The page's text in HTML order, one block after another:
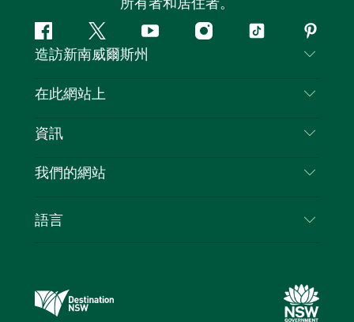
所有者和居住者。
Facebook嘰
嘰
喳
Youtube Instagram
抖
造訪新南威爾斯州
聯絡我們
隱私
Cookie 通知
在此網站上
目的地
新南威爾士州公路旅行
活動
資訊
旅行資訊
新南威爾士州的商業
我們的網站
新南威爾士州旅遊局（Destination NSW）媒體中
語言